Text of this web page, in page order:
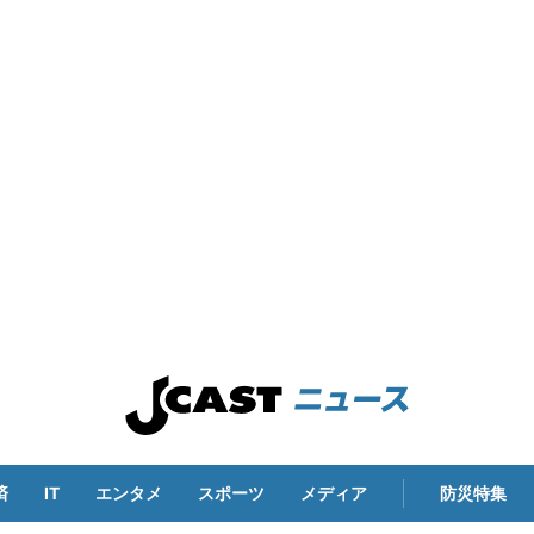
IT エンタメ スポーツ メディア 防災特集